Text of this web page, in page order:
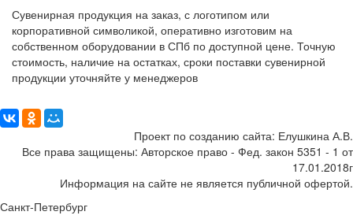
Сувенирная продукция на заказ, с логотипом или
корпоративной символикой, оперативно изготовим на
собственном оборудовании в СПб по доступной цене. Точную
стоимость, наличие на остатках, сроки поставки сувенирной
продукции уточняйте у менеджеров
Проект по созданию сайта: Елушкина А.В.
Все права защищены: Авторское право - Фед. закон 5351 - 1 от
17.01.2018г
Информация на сайте не является публичной офертой.
Санкт-Петербург